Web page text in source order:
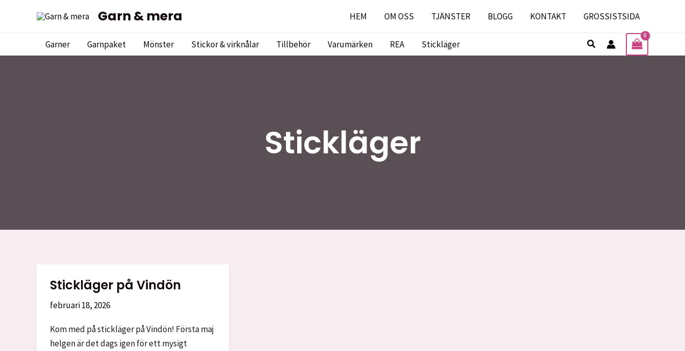
Garn & mera HEM OM OSS TJÄNSTER BLOGG KONTAKT GROSSISTSIDA
Garner Garnpaket Mönster Stickor & virknålar Tillbehör Varumärken REA Stickläger Sök
Stickläger
Stickläger på Vindön
februari 18, 2026
Kom med på stickläger på Vindön! Första maj
helgen är det dags igen för ett mysigt